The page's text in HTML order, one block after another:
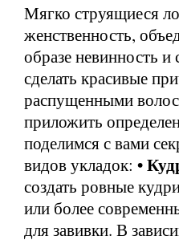
Мягко струящиеся
женственность,
образе невинность
сделать красивые
распущенными
приложить
поделимся с вами
видов укладок: •
создать ровные
или более
для завивки. В